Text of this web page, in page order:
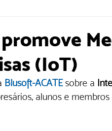
(IoT)
Blusoft-ACATE sobre a
alunos e